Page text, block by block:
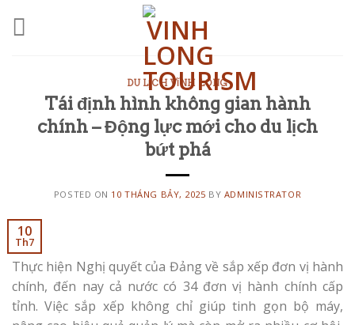
DU LỊCH VĨNH LONG
Tái định hình không gian hành
chính – Động lực mới cho du lịch
bứt phá
POSTED ON 10 THÁNG BẢY, 2025 BY ADMINISTRATOR
10
Th7
Thực hiện Nghị quyết của Đảng về sắp xếp đơn vị hành
chính, đến nay cả nước có 34 đơn vị hành chính cấp
tỉnh. Việc sắp xếp không chỉ giúp tinh gọn bộ máy,